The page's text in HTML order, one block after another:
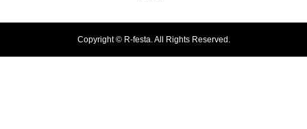
Copyright ©R-festa. All Rights Reserved.